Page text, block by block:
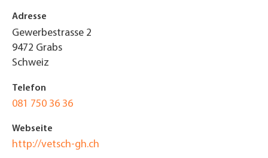
Adresse
Gewerbestrasse 2
9472 Grabs
Schweiz
Telefon
081 750 36 36
Webseite
http://vetsch-gh.ch